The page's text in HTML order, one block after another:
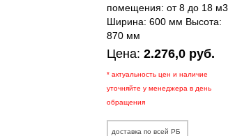
помещения: от 8 до 18 м3
Ширина: 600 мм Высота:
870 мм
Цена:2.276,0 руб.
* актуальность цен и наличие
уточняйте у менеджера в день
обращения
доставка по всей РБ